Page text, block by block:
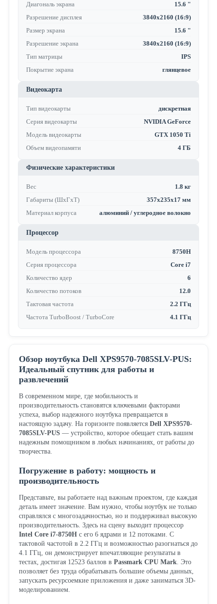
Диагональ экрана
15.6 "
Разрешение дисплея
3840x2160 (16:9)
Размер экрана
15.6 "
Разрешение экрана
3840x2160 (16:9)
Тип матрицы
IPS
Покрытие экрана
глянцевое
Видеокарта
Тип видеокарты
дискретная
Серия видеокарты
NVIDIA GeForce
Модель видеокарты
GTX 1050 Ti
Объем видеопамяти
4 ГБ
Физические характеристики
Вес
1.8 кг
Габариты (ШхГхТ)
357x235x17 мм
Материал корпуса
алюминий / углеродное волокно
Процессор
Модель процессора
8750H
Серия процессора
Core i7
Количество ядер
6
Количество потоков
12.0
Тактовая частота
2.2 ГГц
Частота TurboBoost / TurboCore
4.1 ГГц
Обзор ноутбука Dell XPS9570-7085SLV-PUS:
Идеальный спутник для работы и
развлечений
В современном мире, где мобильность и
производительность становятся ключевыми факторами
успеха, выбор надежного ноутбука превращается в
настоящую задачу. На горизонте появляется Dell XPS9570-
7085SLV-PUS— устройство, которое обещает стать вашим
надежным помощником в любых начинаниях, от работы до
творчества.
Погружение в работу: мощность и
производительность
Представьте, вы работаете над важным проектом, где каждая
деталь имеет значение. Вам нужно, чтобы ноутбук не только
справлялся с многозадачностью, но и поддерживал высокую
производительность. Здесь на сцену выходит процессор
Intel Core i7-8750Hс его 6 ядрами и 12 потоками. С
тактовой частотой в 2.2 ГГц и возможностью разогнаться до
4.1 ГГц, он демонстрирует впечатляющие результаты в
тестах, достигая 12523 баллов в Passmark CPU Mark . Это
позволяет без труда обрабатывать большие объемы данных,
запускать ресурсоемкие приложения и даже заниматься 3D-
моделированием.